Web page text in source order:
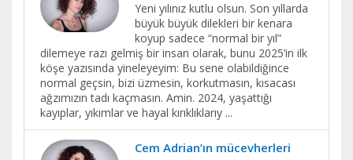
Yeni yılınız kutlu olsun. Son yıllarda
büyük büyük dilekleri bir kenara
koyup sadece “normal bir yıl”
dilemeye razı gelmiş bir insan olarak, bunu 2025’in ilk
köşe yazısında yineleyeyim: Bu sene olabildiğince
normal geçsin, bizi üzmesin, korkutmasın, kısacası
ağzımızın tadı kaçmasın. Amin. 2024, yaşattığı
kayıplar, yıkımlar ve hayal kırıklıklarıy ...
Cem Adrian’ın mücevherleri